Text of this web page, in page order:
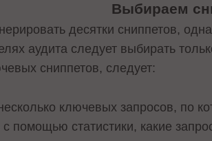
Выбираем
десятки сниппетов,
аудита следует выбирать
сниппетов, следует:
ключевых запросов, по
помощью статистики, какие